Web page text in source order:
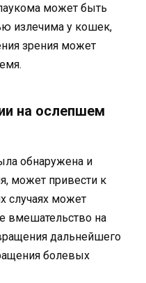
может быть
излечима у кошек,
зрения может
на ослепшем
обнаружена и
может привести к
случаях может
вмешательство на
дальнейшего
болевых